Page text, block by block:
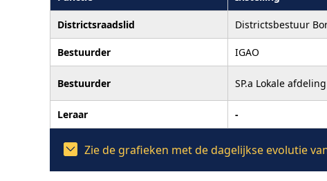
Districtsraadslid Districtsbestuur
Bestuurder IGAO
Bestuurder SP.a Lokale afdeling
Leraar -
Zie de grafieken met de dagelijkse evolutie